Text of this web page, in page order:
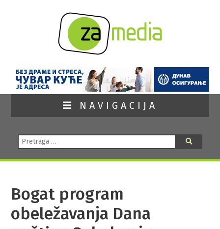
NAVIGACIJA
Pretraga:
Bogat program
obeležavanja Dana